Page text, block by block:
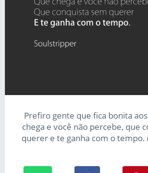
Prefiro gente que fica bonita
chega e você não percebe, que
querer e te ganha com o tempo.